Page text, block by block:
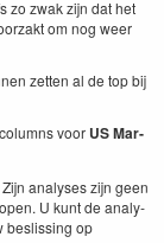
zo zwak zijn dat het
om nog weer
zetten al de top bij
voor USMar­
analy­ses zijn geen
U kunt de analy­
besliss­ing op